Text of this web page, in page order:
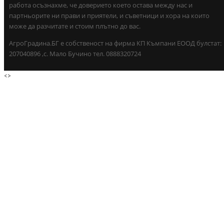
работа осъзнахме, че доверието което остава между нас и
партньорите ни прави и приятели, и съветници и хора на които
може да разчитате и стоим плътно до вас.
АгроГрадина.БГ е собственост на фирма КП Къмпани ЕООД булстат:
207040896 ,с. Мало Бучино тел. 0888320724
<>